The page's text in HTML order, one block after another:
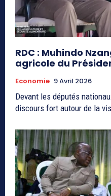
RDC : Muhindo
agricole du
Economie 9 Avril 2026
Devant les députés
discours fort autour de la